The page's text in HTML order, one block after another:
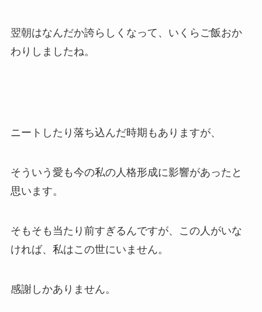
翌朝はなんだか誇らしくなって、いくらご飯おか
わりしましたね。
ニートしたり落ち込んだ時期もありますが、
そういう愛も今の私の人格形成に影響があったと
思います。
そもそも当たり前すぎるんですが、この人がいな
ければ、私はこの世にいません。
感謝しかありません。